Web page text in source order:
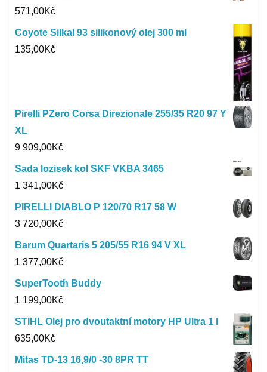
571,00Kč
Coyote Silkal 93 silikonový olej 300 ml
135,00Kč
Pirelli PZero Corsa Direzionale 255/35 R20 97 Y
XL
9 909,00Kč
Sada lozisek kol SKF VKBA 3465
1 341,00Kč
PIRELLI DIABLO P 120/70 R17 58 W
3 720,00Kč
Barum Quartaris 5 205/55 R16 94 V XL
1 377,00Kč
SuperTooth Buddy
1 199,00Kč
STIHL Olej pro dvoutaktní motory HP Ultra 1 l
635,00Kč
Mitas TD-13 16,9/0 -30 8PR TT